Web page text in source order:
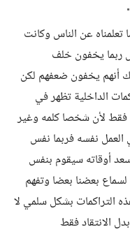
عن الناس وكانت
ربما يخفون خلف
أنهم يخفون ضعفهم لكن
الداخلية تظهر في
لأن شخصا كلمه وغير
العمل نفسه فربما نفس
أوقاته سيقوم بنفس
بعضنا بعضا وتفهم
التراكمات بشكل سلمي لا
الانتقاد فقط